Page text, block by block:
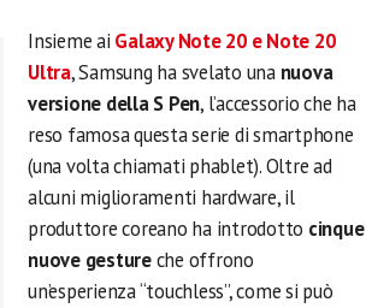
Insieme ai Galaxy Note 20 e Note 20
Ultra, Samsung ha svelato una nuova
versione della S Pen, l’accessorio che ha
reso famosa questa serie di smartphone
(una volta chiamati phablet). Oltre ad
alcuni miglioramenti hardware, il
produttore coreano ha introdotto cinque
nuove gestureche offrono
un’esperienza “touchless”, come si può